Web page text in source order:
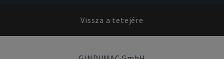
Vissza a tetejére